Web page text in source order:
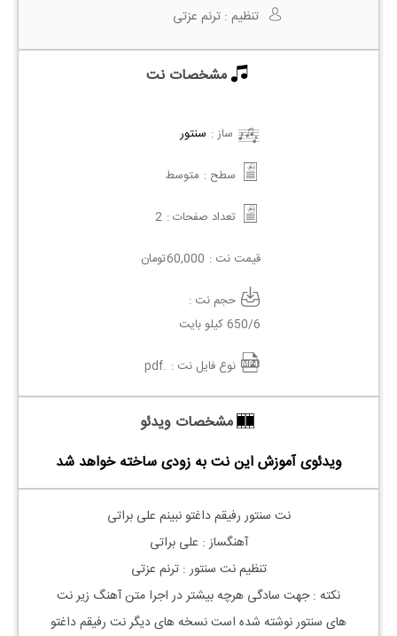
تنظیم : ترنم عزتی
مشخصات نت
ساز : سنتور
سطح : متوسط
تعداد صفحات : 2
قیمت نت : 60,000تومان
حجم نت :
650/6 کیلو بایت
نوع فایل نت : .pdf
مشخصات ویدئو
ویدئوی آموزش این نت به زودی ساخته خواهد شد
نت سنتور رفیقم داغتو نبینم علی براتی
آهنگساز : علی براتی
تنظیم نت سنتور: ترنم عزتی
نکته : جهت سادگی هرچه بیشتر در اجرا متن آهنگ زیر نت
های سنتورنوشته شده است نسخه های دیگر نت رفیقم داغتو